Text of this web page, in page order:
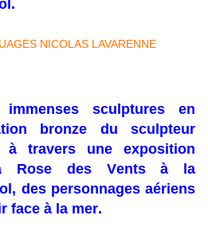
sculptures en
bronze du sculpteur
à travers une exposition
Rose des Vents à la
des personnages aériens
face à la mer.